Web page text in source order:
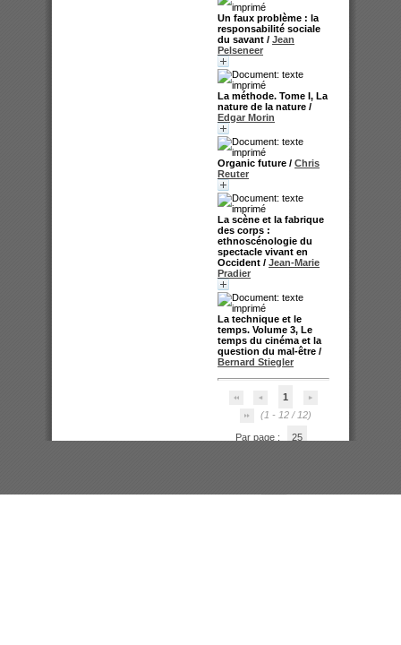
Un faux problème : la
responsabilité sociale
du savant / Jean
Pelseneer
La méthode. Tome I, La
nature de la nature /
Edgar Morin
Organic future / Chris
Reuter
La scène et la fabrique
des corps :
ethnoscénologie du
spectacle vivant en
Occident / Jean-Marie
Pradier
La technique et le
temps. Volume 3, Le
temps du cinéma et la
question du mal-être /
Bernard Stiegler
1
(1 - 12 / 12)
Par page : 25